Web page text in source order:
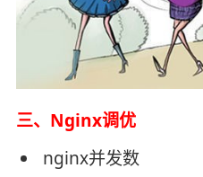
三、Nginx调优
nginx并发数